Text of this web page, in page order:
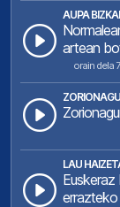
AUPA
artean
orain dela
LAU
Euskeraz